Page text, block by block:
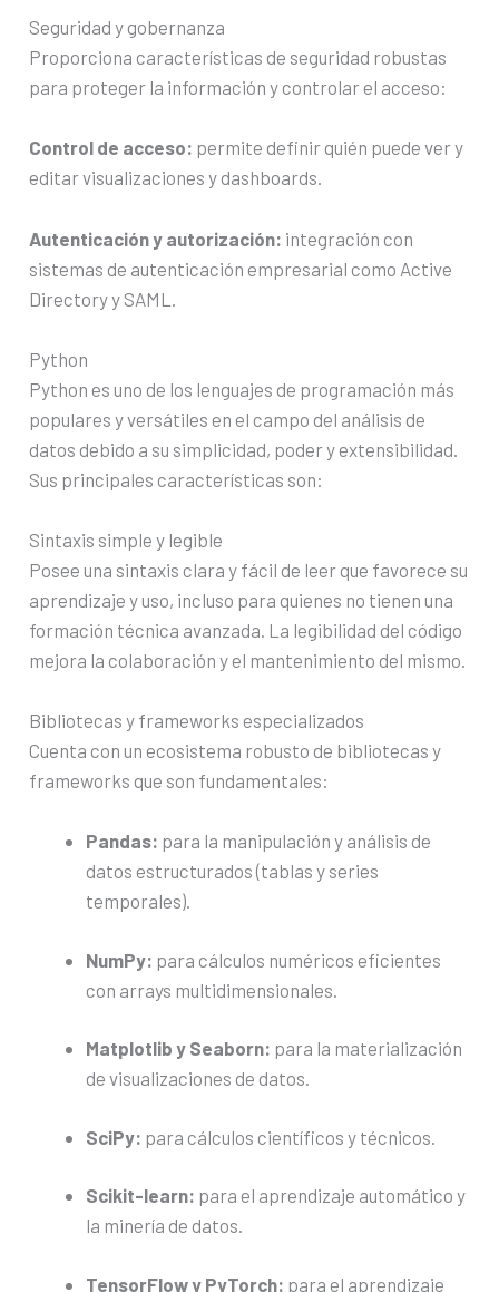
Seguridad y gobernanza
Proporciona características de seguridad robustas
para proteger la información y controlar el acceso:
Control de acceso: permite definir quién puede ver y
editar visualizaciones y dashboards.
Autenticación y autorización: integración con
sistemas de autenticación empresarial como Active
Directory y SAML.
Python
Python es uno de los lenguajes de programación más
populares y versátiles en el campo del análisis de
datos debido a su simplicidad, poder y extensibilidad.
Sus principales características son:
Sintaxis simple y legible
Posee una sintaxis clara y fácil de leer que favorece su
aprendizaje y uso, incluso para quienes no tienen una
formación técnica avanzada. La legibilidad del código
mejora la colaboración y el mantenimiento del mismo.
Bibliotecas y frameworks especializados
Cuenta con un ecosistema robusto de bibliotecas y
frameworks que son fundamentales:
Pandas: para la manipulación y análisis de
datos estructurados (tablas y series
temporales).
NumPy: para cálculos numéricos eficientes
con arrays multidimensionales.
Matplotlib y Seaborn: para la materialización
de visualizaciones de datos.
SciPy: para cálculos científicos y técnicos.
Scikit-learn: para el aprendizaje automático y
la minería de datos.
TensorFlow y PyTorch: para el aprendizaje